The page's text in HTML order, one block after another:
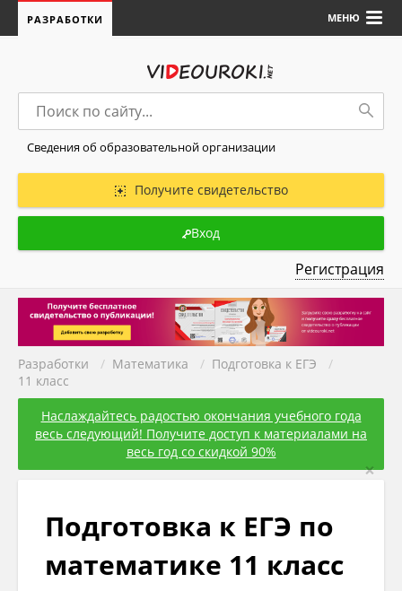
МЕНЮ
РАЗРАБОТКИ
Сведения об образовательной организации
Получите свидетельство
Вход
Регистрация
Разработки / Математика / Подготовка к ЕГЭ
/
11 класс
Наслаждайтесь радостью окончания учебного года
весь следующий! Получите доступ к материалами на
весь год со скидкой 90%
×
Подготовка к ЕГЭ по
математике 11 класс